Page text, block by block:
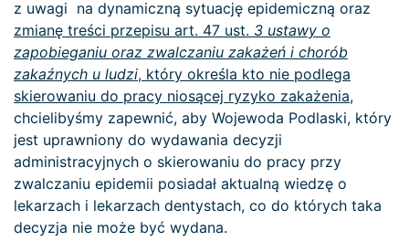
z uwagi na dynamiczną sytuację epidemiczną oraz
zmianę treści przepisu art. 47 ust. 3 ustawy o
zapobieganiu oraz zwalczaniu zakażeń i chorób
zakaźnych u ludzi, który określa kto nie podlega
skierowaniu do pracy niosącej ryzyko zakażenia,
chcielibyśmy zapewnić, aby Wojewoda Podlaski, który
jest uprawniony do wydawania decyzji
administracyjnych o skierowaniu do pracy przy
zwalczaniu epidemii posiadał aktualną wiedzę o
lekarzach i lekarzach dentystach, co do których taka
decyzja nie może być wydana.